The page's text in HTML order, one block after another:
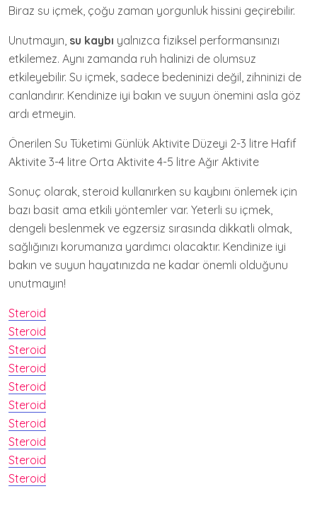
Biraz su içmek, çoğu zaman yorgunluk hissini geçirebilir.
Unutmayın, su kaybı yalnızca fiziksel performansınızı
etkilemez. Aynı zamanda ruh halinizi de olumsuz
etkileyebilir. Su içmek, sadece bedeninizi değil, zihninizi de
canlandırır. Kendinize iyi bakın ve suyun önemini asla göz
ardı etmeyin.
Önerilen Su Tüketimi Günlük Aktivite Düzeyi 2-3 litre Hafif
Aktivite 3-4 litre Orta Aktivite 4-5 litre Ağır Aktivite
Sonuç olarak, steroid kullanırken su kaybını önlemek için
bazı basit ama etkili yöntemler var. Yeterli su içmek,
dengeli beslenmek ve egzersiz sırasında dikkatli olmak,
sağlığınızı korumanıza yardımcı olacaktır. Kendinize iyi
bakın ve suyun hayatınızda ne kadar önemli olduğunu
unutmayın!
Steroid
Steroid
Steroid
Steroid
Steroid
Steroid
Steroid
Steroid
Steroid
Steroid